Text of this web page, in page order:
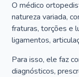
O médico
natureza variada,
fraturas, torções e
ligamentos,
Para isso, ele faz
diagnósticos,